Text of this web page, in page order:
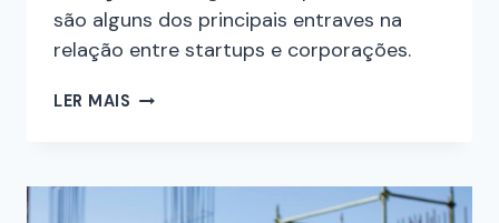
são alguns dos principais entraves na
relação entre startups e corporações.
LER MAIS